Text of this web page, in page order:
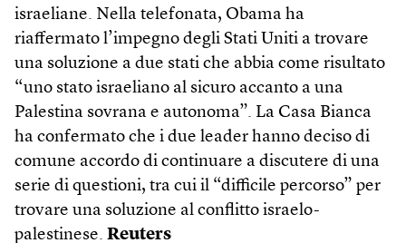
israeliane. Nella telefonata, Obama ha
riaffermato l’impegno degli Stati Uniti a trovare
una soluzione a due stati che abbia come risultato
“uno stato israeliano al sicuro accanto a una
Palestina sovrana e autonoma”. La Casa Bianca
ha confermato che i due leader hanno deciso di
comune accordo di continuare a discutere di una
serie di questioni, tra cui il “difficile percorso” per
trovare una soluzione al conflitto israelo-
palestinese. Reuters